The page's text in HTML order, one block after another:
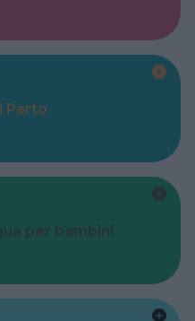
Parto
per bambini